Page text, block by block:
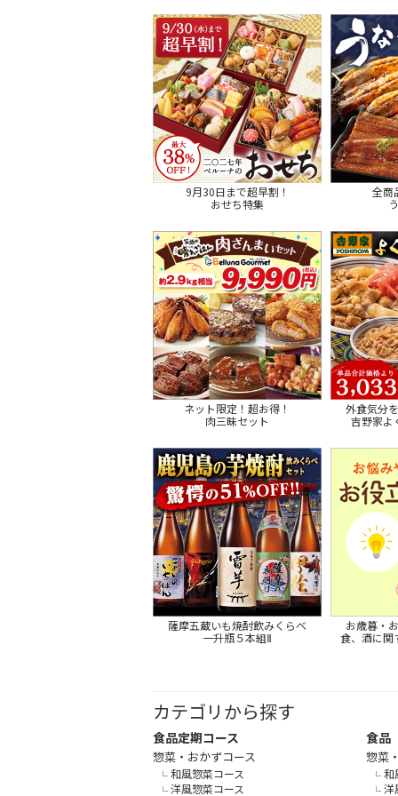
9月30日まで超早割！
おせち特集
全商
ネット限定！超お得！
肉三昧セット
外食気分
吉野家よ
薩摩五蔵いも焼酎飲みくらべ
一升瓶５本組Ⅱ
お歳暮・
食、酒に関
カテゴリから探す
食品定期コース
惣菜・おかずコース
和風惣菜コース
洋風惣菜コース
食品
惣菜
和
洋